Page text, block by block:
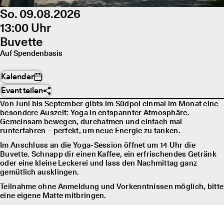
So. 09.08.2026
13:00 Uhr
Buvette
Auf Spendenbasis
Kalender
Event teilen
Von Juni bis September gibts im Südpol einmal im Monat eine
besondere Auszeit: Yoga in entspannter Atmosphäre.
Gemeinsam bewegen, durchatmen und einfach mal
runterfahren – perfekt, um neue Energie zu tanken.
Im Anschluss an die Yoga-Session öffnet um 14 Uhr die
Buvette. Schnapp dir einen Kaffee, ein erfrischendes Getränk
oder eine kleine Leckerei und lass den Nachmittag ganz
gemütlich ausklingen.
Teilnahme ohne Anmeldung und Vorkenntnissen möglich, bitte
eine eigene Matte mitbringen.